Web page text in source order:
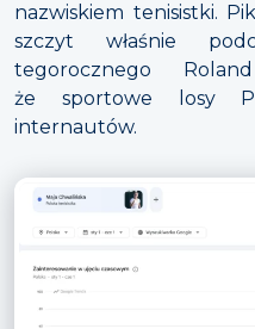
nazwiskiem tenisistki.
szczyt właśnie
tegorocznego
że sportowe losy
internautów.